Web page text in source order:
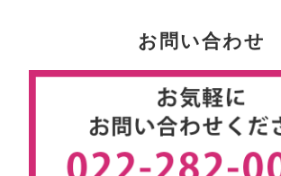
お問い合わせ